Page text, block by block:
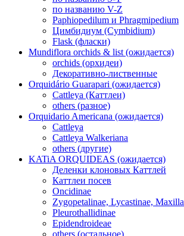
по названию V-Z
Paphiopedilum и Phragmipedium
Цимбидиум (Cymbidium)
Flask (фласки)
Mundiflora orchids & list (ожидается)
orchids (орхидеи)
Декоративно-лиственные
Orquidário Guarapari (ожидается)
Cattleya (Каттлеи)
others (разное)
Orquidario Americana (ожидается)
Cattleya
Cattleya Walkeriana
others (другие)
KATiA ORQUIDEAS (ожидается)
Деленки клоновых Каттлей
Каттлеи посев
Oncidinae
Zygopetalinae, Lycastinae,
Pleurothallidinae
Epidendroideae